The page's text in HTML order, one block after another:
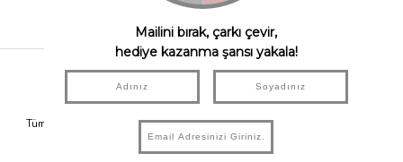
Hızlı Kargo
Tüm Siparişleriniz Aynı Gün 14.00'a
Kadar Kargolanır.
Taksit İmkanı
Tüm Ürünlerde 6 Aya Kadar Varan
Taksit İmkanı!